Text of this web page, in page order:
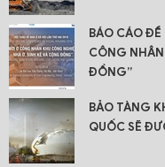
BÁO CÁO
CÔNG
ĐỒNG”
BẢO TÀNG
QUỐC SẼ